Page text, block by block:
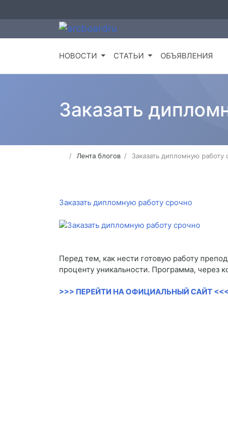
НОВОСТИ СТАТЬИ ОБЪЯВЛЕНИЯ
Заказать
Лента блогов Заказать дипломную работу
Заказать дипломную работу срочно
Перед тем, как нести готовую работу
проценту уникальности. Программа, через
>>> ПЕРЕЙТИ НА ОФИЦИАЛЬНЫЙ САЙТ <<<